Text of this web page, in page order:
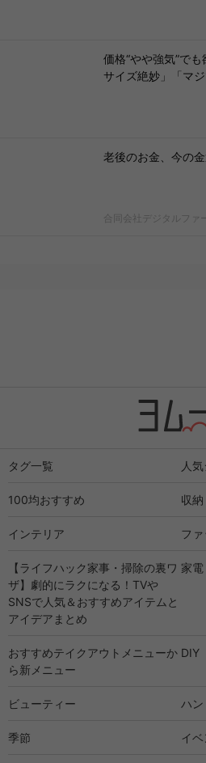
価格“やや強気”で
サイズ絶妙」「マ
老後のお金、今の
合同会社デジタルファ
タグ一覧 人
100均おすすめ 収納
インテリア フ
【ライフハック家事・掃除の裏ワ
ザ】劇的にラクになる！TVや
SNSで人気＆おすすめアイテムと
アイデアまとめ
家電
おすすめテイクアウトメニューか
ら新メニュー
DIY
ビューティー ハン
季節 イベ